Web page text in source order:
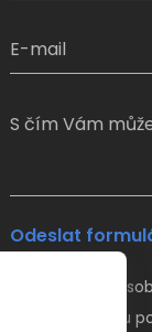
S čím Vám
Odeslat
Veškeré Vaše
formulář budou